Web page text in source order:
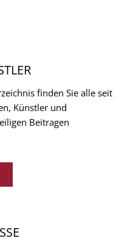
finden Sie alle seit
Künstler und
Beitragen